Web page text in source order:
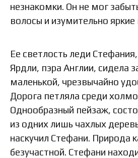
незнакомки. Он не мог
волосы и изумительно яркие
Ее светлость леди
Ярдли, пэра Англии, сидела
маленькой, чрезвычайно
Дорога петляла среди
Однообразный пейзаж,
из одних лишь чахлых
наскучил Стефани. Природа
безучастной. Стефани